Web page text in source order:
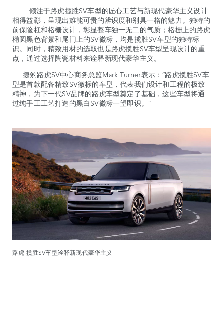
倾注于路虎揽胜SV车型的匠心工艺与新现代豪华主义设计
相得益彰，呈现出难能可贵的辨识度和别具一格的魅力。独特的
前保险杠和格栅设计，彰显整车独一无二的气质；格栅上的路虎
椭圆黑色背景和尾门上的SV徽标，均是揽胜SV车型的独特标
识。同时，精致用材的选取也是路虎揽胜SV车型呈现设计的重
点，通过选择陶瓷材料来诠释新现代豪华主义。
捷豹路虎SV中心商务总监Mark Turner表示：“路虎揽胜SV车
型是首款配备精致SV徽标的车型，代表我们设计和工程的极致
精神，为下一代SV品牌的路虎车型奠定了基础，这些车型将通
过纯手工工艺打造的黑白SV徽标一望即识。”
路虎·揽胜SV车型诠释新现代豪华主义